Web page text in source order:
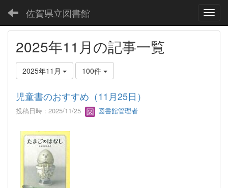
佐賀県立図書館
2025年11月の記事一覧
2025年11月 100件
児童書のおすすめ（11月25日）
投稿日時 : 2025/11/25 図書館管理者